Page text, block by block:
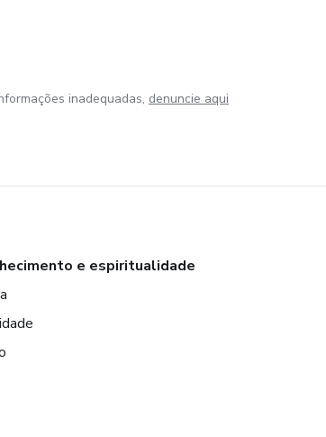
inadequadas, denuncie aqui
e espiritualidade